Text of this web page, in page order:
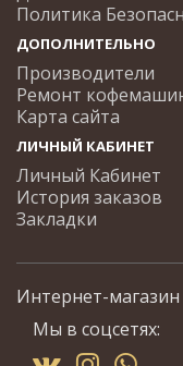
Политика
ДОПОЛНИТЕЛЬНО
Производители
Ремонт
Карта сайта
ЛИЧНЫЙ КАБИНЕТ
Личный Кабинет
История заказов
Закладки
Интернет-
Мы в соцсетях: